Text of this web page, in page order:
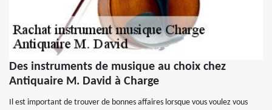
Des instruments de musique au choix chez
Antiquaire M. David à Charge
Il est important de trouver de bonnes affaires lorsque vous voulez vous